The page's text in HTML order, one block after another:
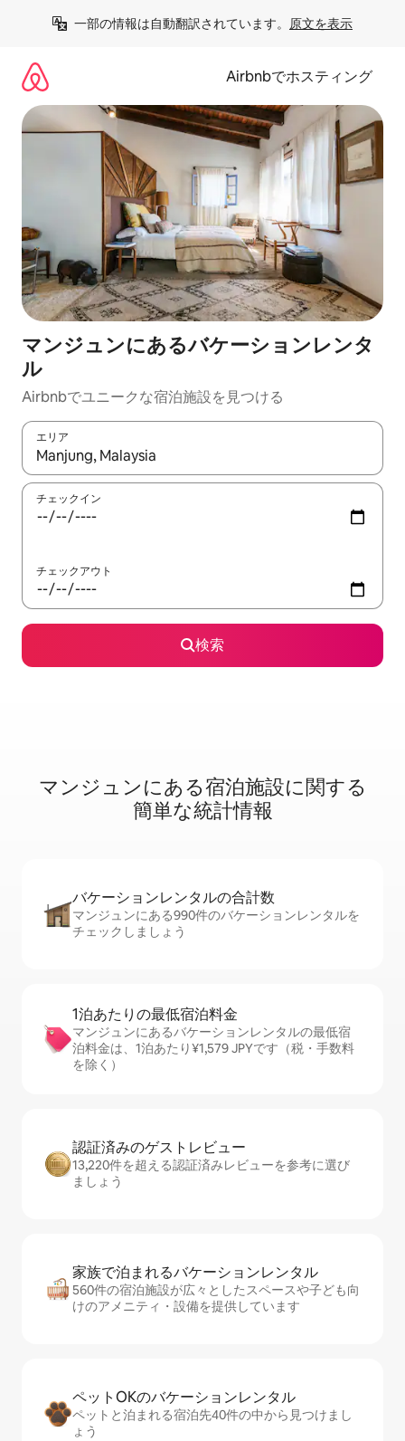
一部の情報は自動翻訳されています。 原文を表示
Airbnbでホスティング
マンジュンにあるバケーションレンタ
ル
Airbnbでユニークな宿泊施設を見つける
エリア
検索結果が表示されたら、上下の矢印キーを使って移動するか
チェックイン
チェックアウト
検索
マンジュンに⁠あ⁠る宿⁠泊⁠施⁠設⁠に関⁠す⁠る
簡⁠単⁠な統⁠計⁠情⁠報
バケーションレ⁠ン⁠タ⁠ル⁠の合⁠計⁠数
マンジュンにある990件のバケーションレンタルを
チェックしましょう
1泊あたりの最⁠低⁠宿⁠泊⁠料⁠金
マンジュンにあるバケーションレンタルの最低宿
泊料金は、1泊あたり¥1,579 JPYです（税・手数料
を除く）
認証済みのゲ⁠ス⁠ト⁠レ⁠ビ⁠ュ⁠ー
13,220件を超える認証済みレビューを参考に選び
ましょう
家族で泊まれるバ⁠ケ⁠ー⁠シ⁠ョ⁠ンレ⁠ン⁠タ⁠ル
560件の宿泊施設が広々としたスペースや子ども向
けのアメニティ・設備を提供しています
ペットOKのバ⁠ケ⁠ー⁠シ⁠ョ⁠ンレ⁠ン⁠タ⁠ル
ペットと泊まれる宿泊先40件の中から見つけまし
ょう